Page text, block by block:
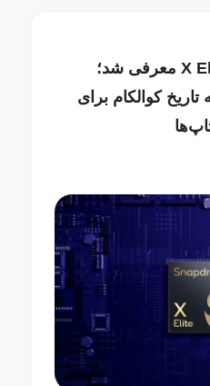
اسنپدراگون X Elite معرفی شد؛
تاریخ کوالکام برای